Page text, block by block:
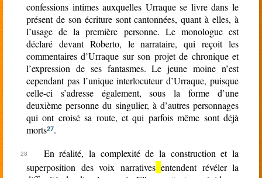
confessions intimes auxquelles Urraque se livre dans le
présent de son écriture sont cantonnées, quant à elles, à
l’usage de la première personne. Le monologue est
déclaré devant Roberto, le narrataire, qui reçoit les
commentaires d’Urraque sur son projet de chronique et
l’expression de ses fantasmes. Le jeune moine n’est
cependant pas l’unique interlocuteur d’Urraque, puisque
celle-ci s’adresse également, sous la forme d’une
deuxième personne du singulier, à d’autres personnages
qui ont croisé sa route, et qui parfois même sont déjà
morts27.
En réalité, la complexité de la construction et la
superposition des voix narratives entendent révéler la